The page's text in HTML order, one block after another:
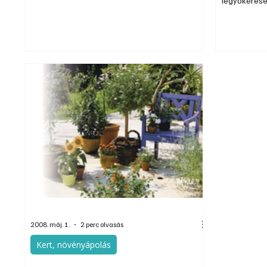
Kert, növényápolás
2008. máj. 1. 2 perc olvasás